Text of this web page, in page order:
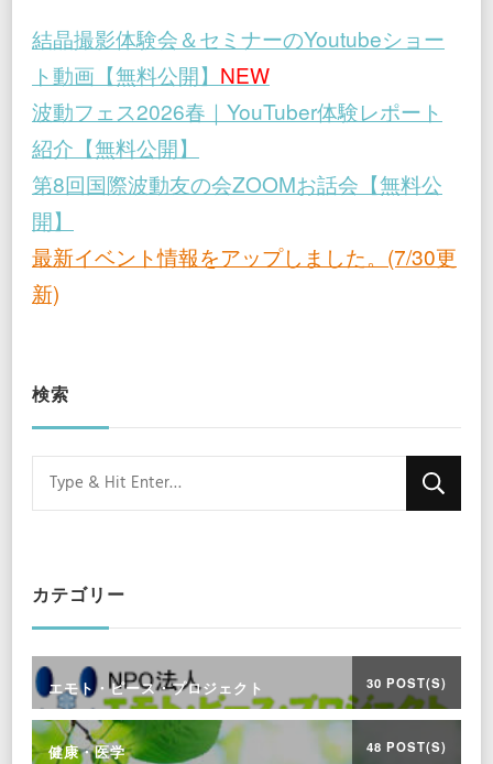
結晶撮影体験会＆セミナーのYoutubeショー
ト動画【無料公開】 NEW
波動フェス2026春｜YouTuber体験レポート
紹介【無料公開】
第8回国際波動友の会ZOOMお話会【無料公
開】
最新イベント情報をアップしました。(7/30更
新)
検索
Looking
for
カテゴリー
エモト・ピース・プロジェクト 30 POST(S)
健康・医学 48 POST(S)